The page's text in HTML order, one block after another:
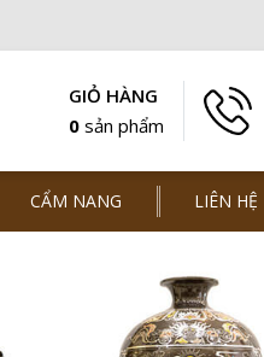
GIỎ HÀNG
0 sản phẩm
CẨM NANG LIÊN HỆ